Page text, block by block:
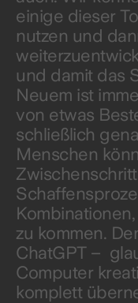
einige dieser
nutzen und
und damit das
Neuem ist
von etwas
schließlich
Menschen
zu kommen.
ChatGPT –
Computer
komplett